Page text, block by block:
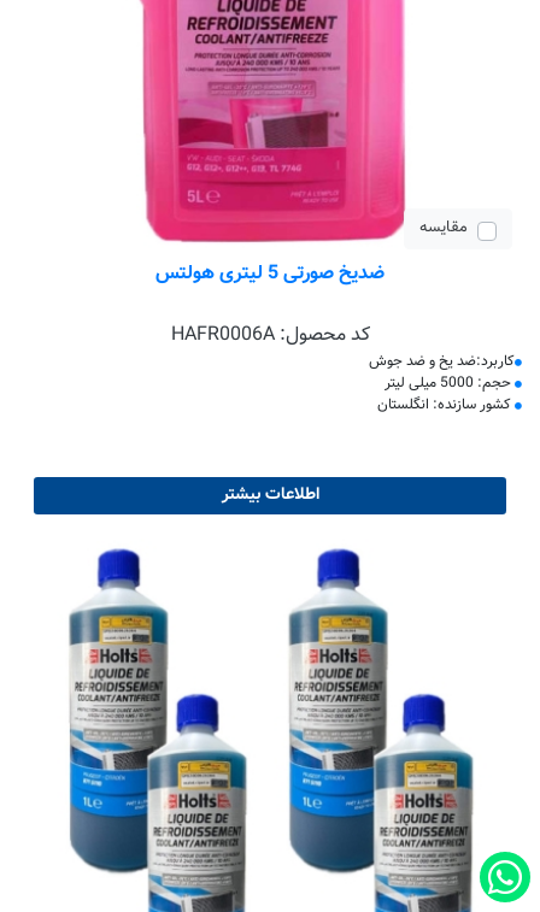
مقایسه
ضدیخ صورتی 5 لیتری هولتس
کد محصول:HAFR0006A
کاربرد:ضد یخ و ضد جوش
حجم: 5000 میلی لیتر
کشور سازنده: انگلستان
اطلاعات بیشتر